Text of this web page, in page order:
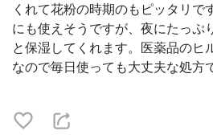
くれて花粉の時期のもピッタリで
にも使えそうですが、夜にたっぷ
と保湿してくれます。医薬品のヒ
なので毎日使っても大丈夫な処方